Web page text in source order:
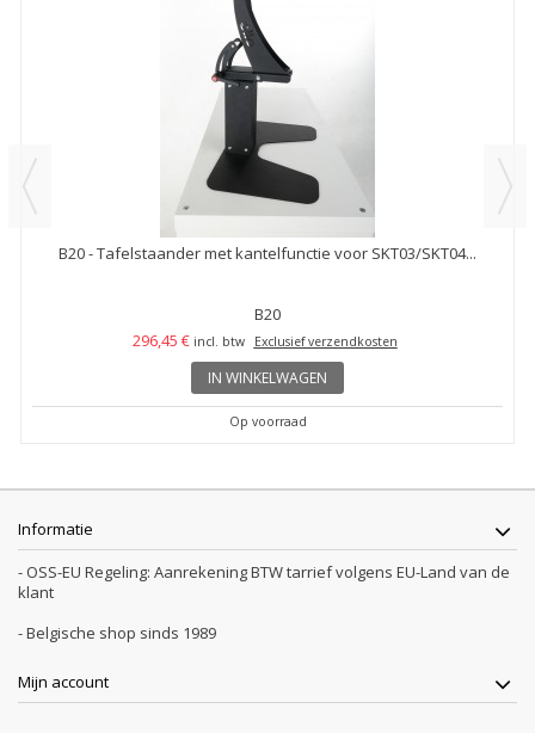
B20 - Tafelstaander met kantelfunctie voor SKT03/SKT04...
B20
296,45 € incl. btw Exclusief verzendkosten
IN WINKELWAGEN
Op voorraad
Informatie
- OSS-EU Regeling: Aanrekening BTW tarrief volgens EU-Land van de
klant
- Belgische shop sinds 1989
Mijn account